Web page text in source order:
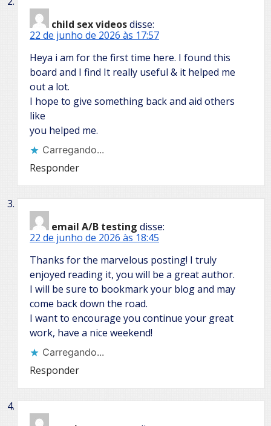
child sex videosdisse:
22 de junho de 2026 às 17:57
Heya i am for the first time here. I found this
board and I find It really useful & it helped me
out a lot.
I hope to give something back and aid others
like
you helped me.
Carregando...
Responder
email A/B testing disse:
22 de junho de 2026 às 18:45
Thanks for the marvelous posting! I truly
enjoyed reading it, you will be a great author.
I will be sure to bookmark your blog and may
come back down the road.
I want to encourage you continue your great
work, have a nice weekend!
Carregando...
Responder